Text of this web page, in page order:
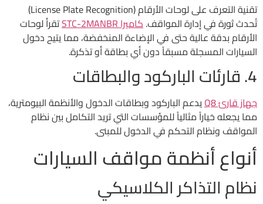
تقنية التعرف على لوحات الأرقام (License Plate Recognition)
تُحدث ثورة في إدارة المواقف.كاميرا STC-2MANBR
تقرأ لوحات
الأرقام بدقة عالية حتى في الإضاءة المنخفضة، مما يتيح دخول
السيارات المسجلة مسبقاً دون أي بطاقة أو تذكرة.
4. قارئات الباركود والبطاقات
جهاز قارئ Q8
يدعم الباركود وبطاقات الدخول والأنظمة البيومترية،
مما يجعله خياراً مثالياً للمؤسسات التي تريد التكامل بين نظام
المواقف ونظام التحكم في الدخول للمبنى.
أنواع أنظمة مواقف السيارات
نظام التذاكر الكلاسيكي